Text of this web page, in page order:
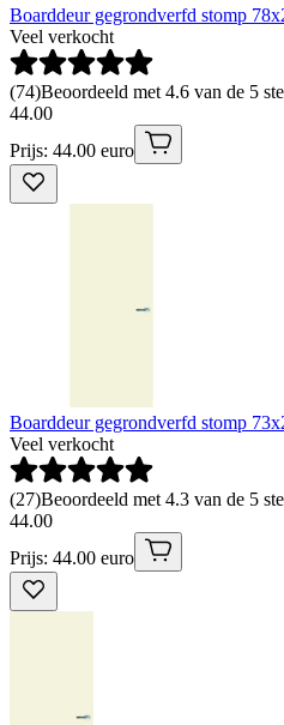
Boarddeur gegrondverfd stomp
Veel verkocht
(74)Beoordeeld met 4.6 van de 5
44.00
Prijs: 44.00 euro
Boarddeur gegrondverfd stomp
Veel verkocht
(27)Beoordeeld met 4.3 van de 5
44.00
Prijs: 44.00 euro